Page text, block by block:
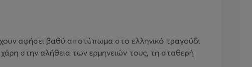
αφήσει βαθύ αποτύπωμα στο ελληνικό τραγούδι
στην αλήθεια των ερμηνειών τους, τη σταθερή